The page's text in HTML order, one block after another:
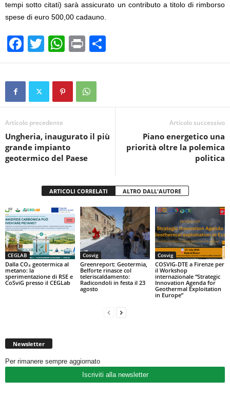
tempi sotto citati) sarà assicurato un contributo a titolo di rimborso
spese di euro 500,00 cadauno.
F
a
c
b
o
o
k
T
wi
tt
W
h
at
s
A
p
Pr
in
t
o
vi
Articolo precedente
Ungheria, inaugurato il più
grande impianto
geotermico del Paese
Articolo successivo
Piano energetico una
priorità oltre la polemica
politica
ARTICOLI CORRELATI ALTRO DALL'AUTORE
CEGLAB
Dalla CO₂ geotermica al
metano: la
sperimentazione di RSE e
CoSviG presso il CEGLab
Cosvig
Greenreport: Geotermia,
Belforte rinasce col
teleriscaldamento:
Radicondoli in festa il 23
agosto
Cosvig
COSVIG-DTE a Firenze per
il Workshop
internazionale “Strategic
Innovation Agenda for
Geothermal Exploitation
in Europe”
Newsletter
Per rimanere sempre aggiornato
Iscriviti alla newsletter